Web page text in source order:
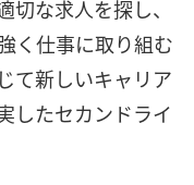
な求人を探し、
く仕事に取り組む
て新しいキャリア
したセカンドライ